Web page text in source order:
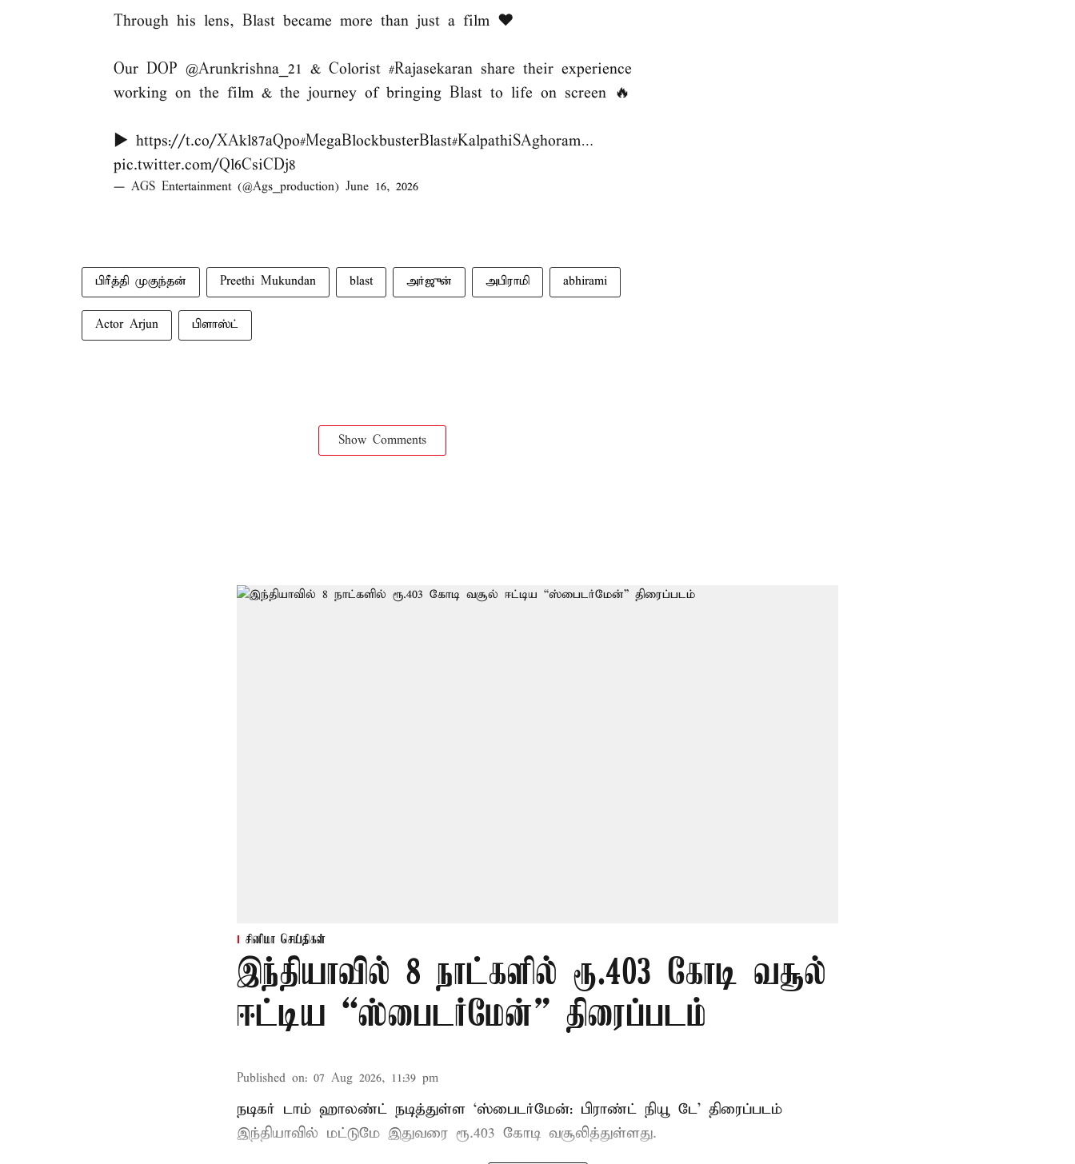
Through his lens, Blast became more than just a film ❤️
Our DOP @Arunkrishna_21 & Colorist #Rajasekaran share their experience
working on the film & the journey of bringing Blast to life on screen 🔥
▶️ https://t.co/XAkl87aQpo#MegaBlockbusterBlast#KalpathiSAghoram…
pic.twitter.com/Ql6CsiCDj8
— AGS Entertainment (@Ags_production) June 16, 2026
பிரீத்தி முகுந்தன் Preethi Mukundan blast அர்ஜுன் அபிராமி abhirami
Actor Arjun பிளாஸ்ட்
Show Comments
சினிமா செய்திகள்
இந்தியாவில் 8 நாட்களில் ரூ.403 கோடி வசூல்
ஈட்டிய “ஸ்பைடர்மேன்” திரைப்படம்
Published on: 07 Aug 2026, 11:39 pm
நடிகர் டாம் ஹாலண்ட் நடித்துள்ள ‘ஸ்பைடர்மேன்: பிராண்ட் நியூ டே’ திரைப்படம்
இந்தியாவில் மட்டுமே இதுவரை ரூ.403 கோடி வசூலித்துள்ளது.